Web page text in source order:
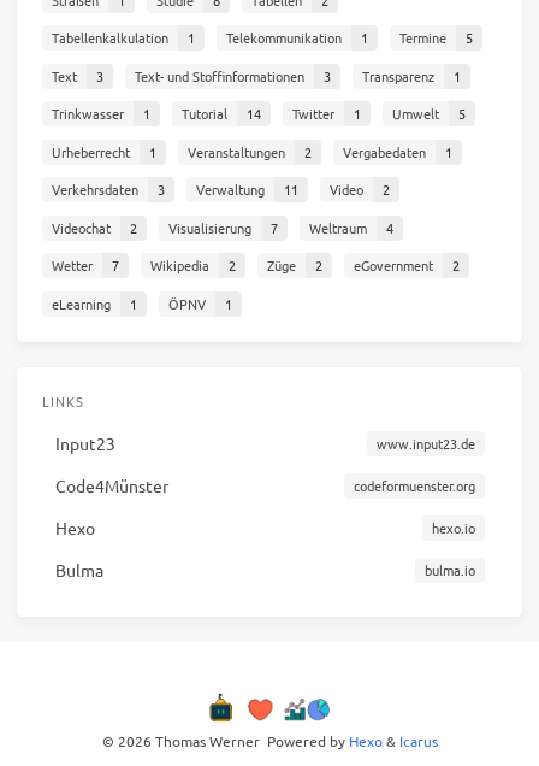
Tabellenkalkulation
1 Telekommunikation 1 Termine
5
Text
3 Text- und Stoffinformationen 3 Transparenz
1
Trinkwasser
1 Tutorial 14 Twitter 1 Umwelt
5
Urheberrecht
1 Veranstaltungen 2 Vergabedaten
1
Verkehrsdaten
3 Verwaltung 11 Video
2
Videochat
2 Visualisierung 7 Weltraum
4
Wetter
7 Wikipedia 2 Züge 2 eGovernment
2
eLearning
1 ÖPNV 1
LINKS
Input23 www.input23.de
Code4Münster codeformuenster.org
Hexo hexo.io
Bulma bulma.io
© 2026 Thomas WernerPowered by Hexo& Icarus